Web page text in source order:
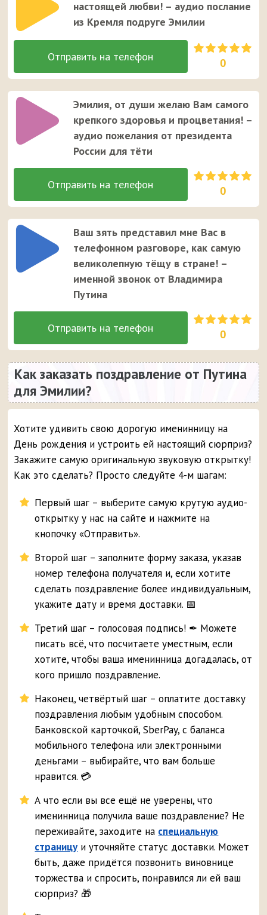
настоящей любви! – аудио послание
из Кремля подруге Эмилии
0
Эмилия, от души желаю Вам самого
крепкого здоровья и процветания! –
аудио пожелания от президента
России для тёти
0
Ваш зять представил мне Вас в
телефонном разговоре, как самую
великолепную тёщу в стране! –
именной звонок от Владимира
Путина
0
Как заказать поздравление от Путина
для Эмилии?
Хотите удивить свою дорогую именинницу на
День рождения и устроить ей настоящий сюрприз?
Закажите самую оригинальную звуковую открытку!
Как это сделать? Просто следуйте 4-м шагам:
Первый шаг – выберите самую крутую аудио-
открытку у нас на сайте и нажмите на
кнопочку «Отправить».
Второй шаг – заполните форму заказа, указав
номер телефона получателя и, если хотите
сделать поздравление более индивидуальным,
укажите дату и время доставки. 📅
Третий шаг – голосовая подпись! ✒ Можете
писать всё, что посчитаете уместным, если
хотите, чтобы ваша именинница догадалась, от
кого пришло поздравление.
Наконец, четвёртый шаг – оплатите доставку
поздравления любым удобным способом.
Банковской карточкой, SberPay, с баланса
мобильного телефона или электронными
деньгами – выбирайте, что вам больше
нравится. 💳
А что если вы все ещё не уверены, что
именинница получила ваше поздравление? Не
переживайте, заходите на специальную
страницуи уточняйте статус доставки. Может
быть, даже придётся позвонить виновнице
торжества и спросить, понравился ли ей ваш
сюрприз? 🎁